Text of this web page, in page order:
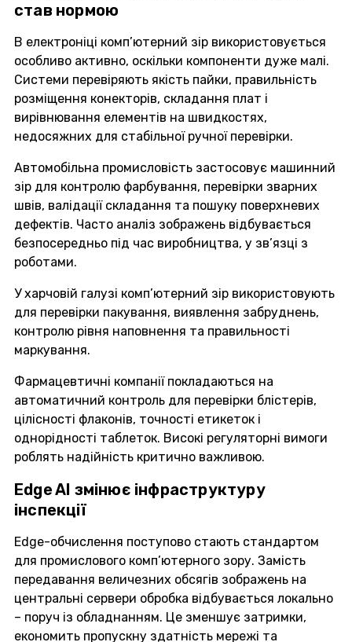
став нормою
В електроніці комп’ютерний зір використовується
особливо активно, оскільки компоненти дуже малі.
Системи перевіряють якість пайки, правильність
розміщення конекторів, складання плат і
вирівнювання елементів на швидкостях,
недосяжних для стабільної ручної перевірки.
Автомобільна промисловість застосовує машинний
зір для контролю фарбування, перевірки зварних
швів, валідації складання та пошуку поверхневих
дефектів. Часто аналіз зображень відбувається
безпосередньо під час виробництва, у зв’язці з
роботами.
У харчовій галузі комп’ютерний зір використовують
для перевірки пакування, виявлення забруднень,
контролю рівня наповнення та правильності
маркування.
Фармацевтичні компанії покладаються на
автоматичний контроль для перевірки блістерів,
цілісності флаконів, точності етикеток і
однорідності таблеток. Високі регуляторні вимоги
роблять надійність критично важливою.
Edge AI змінює інфраструктуру
інспекції
Edge-обчислення поступово стають стандартом
для промислового комп’ютерного зору. Замість
передавання величезних обсягів зображень на
центральні сервери обробка відбувається локально
– поруч із обладнанням. Це зменшує затримки,
економить пропускну здатність мережі та